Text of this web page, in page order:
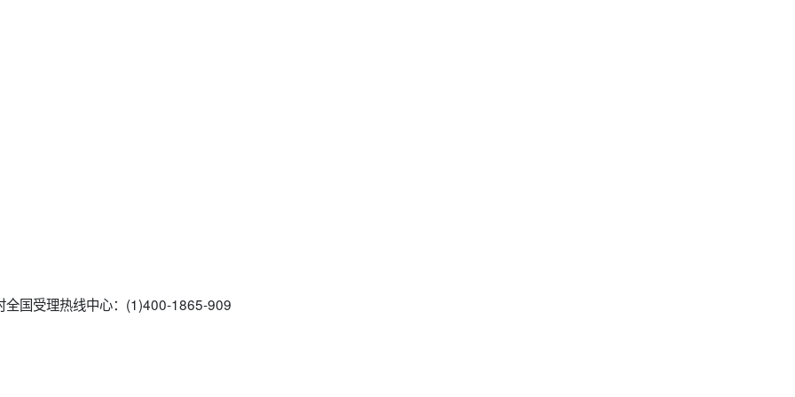
全国受理热线中心：(1)400-1865-909